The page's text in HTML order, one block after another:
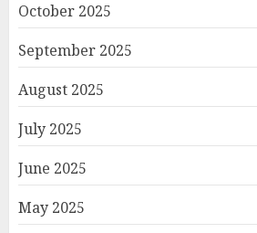
October 2025
September 2025
August 2025
July 2025
June 2025
May 2025